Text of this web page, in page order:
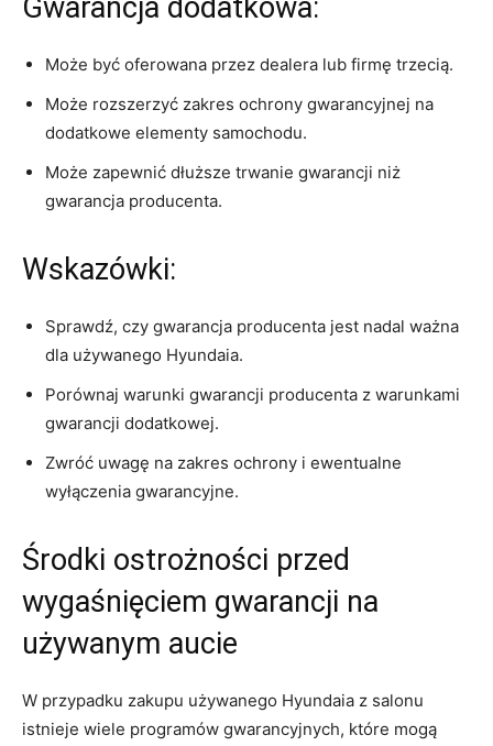
Gwarancja​ dodatkowa:
Może⁢ być oferowana przez dealera lub ⁣firmę ‌trzecią.
Może rozszerzyć zakres​ ochrony ⁢gwarancyjnej na⁢
dodatkowe elementy⁣ samochodu.
Może zapewnić dłuższe⁢ trwanie gwarancji niż
gwarancja producenta.
Wskazówki:
Sprawdź, czy ‌gwarancja producenta jest ‌nadal ⁢ważna‌
dla używanego Hyundaia.
Porównaj⁣ warunki⁢ gwarancji⁢ producenta z warunkami
‍gwarancji dodatkowej.
Zwróć uwagę ⁣na ‌zakres ochrony i ewentualne
⁢wyłączenia gwarancyjne.
Środki ostrożności ​przed⁣
wygaśnięciem gwarancji ⁣na
używanym aucie
W‌ przypadku zakupu używanego Hyundaia ‌z salonu
istnieje wiele‌ programów gwarancyjnych, które ‌mogą